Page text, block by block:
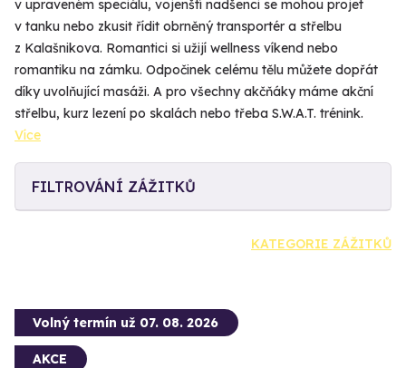
v upraveném speciálu, vojenští nadšenci se mohou projet
v tanku nebo zkusit řídit obrněný transportér a střelbu
z Kalašnikova. Romantici si užijí wellness víkend nebo
romantiku na zámku. Odpočinek celému tělu můžete dopřát
díky uvolňující masáži. A pro všechny akčňáky máme akční
střelbu, kurz lezení po skalách nebo třeba S.W.A.T. trénink.
Více
FILTROVÁNÍ ZÁŽITKŮ
KATEGORIE ZÁŽITKŮ
Volný termín už 07. 08. 2026
AKCE